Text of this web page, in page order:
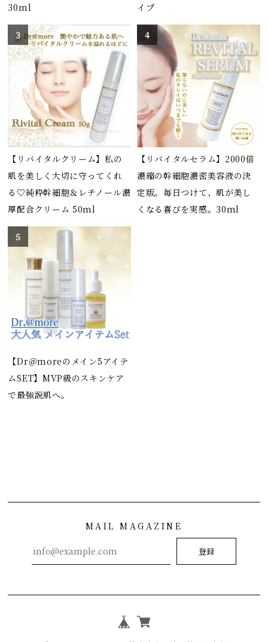
30ml
イプ
【リバイタルクリーム】私の
肌を美しく大切に守ってくれ
る♡純粋幹細胞＆レチノール濃
厚配合クリーム 50ml
【リバイタルセラム】2000倍
濃縮の幹細胞濃密美容液の決
定版。毎日つけて、肌が美し
くなる喜びを実感。30ml
【Dr＠moreのメイン5アイテ
ムSET】MVP級のスキンケア
で最強説肌へ。
MAIL MAGAZINE
登録